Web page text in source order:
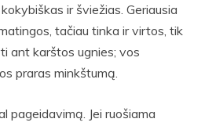
ir šviežias. Geriausia
tačiau tinka ir virtos, tik
ant karštos ugnies; vos
praras minkštumą.
pageidavimą. Jei ruošiama